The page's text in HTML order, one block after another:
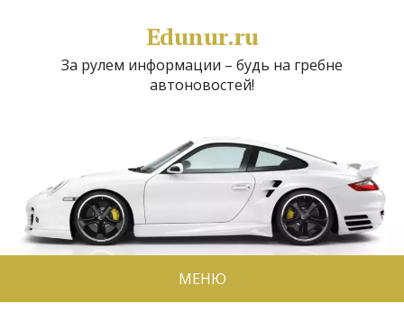
Edunur.ru
За рулем информации – будь на гребне
автоновостей!
МЕНЮ